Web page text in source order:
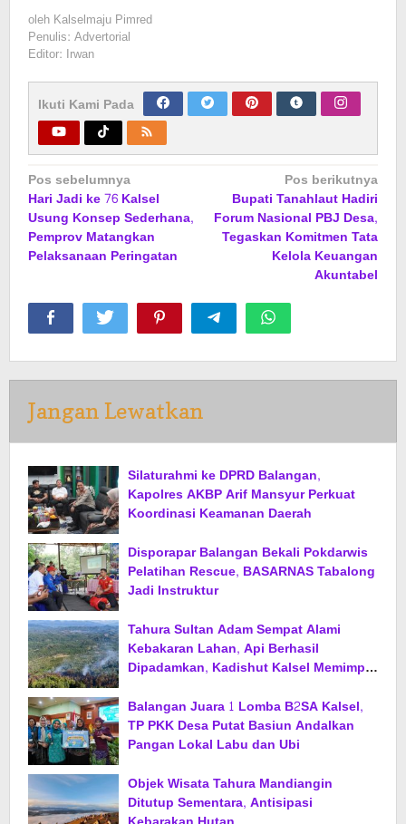
oleh Kalselmaju Pimred
Penulis: Advertorial
Editor: Irwan
Ikuti Kami Pada
Navigasi
pos
Pos sebelumnya
Hari Jadi ke 76 Kalsel
Usung Konsep Sederhana,
Pemprov Matangkan
Pelaksanaan Peringatan
Pos berikutnya
Bupati Tanahlaut Hadiri
Forum Nasional PBJ Desa,
Tegaskan Komitmen Tata
Kelola Keuangan
Akuntabel
Jangan Lewatkan
Silaturahmi ke DPRD Balangan,
Kapolres AKBP Arif Mansyur Perkuat
Koordinasi Keamanan Daerah
Disporapar Balangan Bekali Pokdarwis
Pelatihan Rescue, BASARNAS Tabalong
Jadi Instruktur
Tahura Sultan Adam Sempat Alami
Kebakaran Lahan, Api Berhasil
Dipadamkan, Kadishut Kalsel Memimpin
Balangan Juara 1 Lomba B2SA Kalsel,
TP PKK Desa Putat Basiun Andalkan
Pangan Lokal Labu dan Ubi
Objek Wisata Tahura Mandiangin
Ditutup Sementara, Antisipasi